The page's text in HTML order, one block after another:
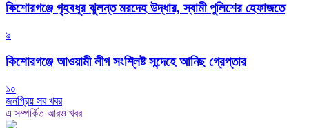
কিশোরগঞ্জে গৃহবধূর ঝুলন্ত মরদেহ উদ্ধার, স্বামী পুলিশের হেফাজতে
৯
কিশোরগঞ্জে আওয়ামী লীগ সংশ্লিষ্ট সন্দেহে আনিছ গ্রেপ্তার
১০
জনপ্রিয় সব খবর
এ সম্পর্কিত আরও খবর